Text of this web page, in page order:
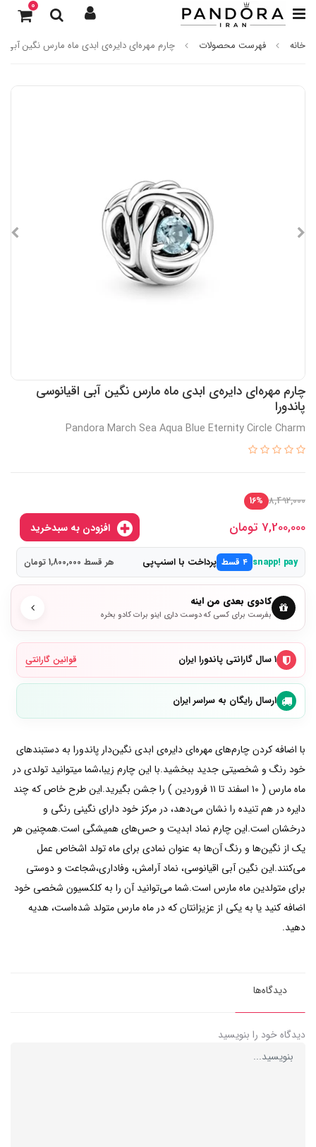
0
خانه فهرست محصولات چارم مهره‌ای دایره‌ی ابدی ماه مارس نگین آبی
چارم مهره‌ای دایره‌ی ابدی ماه مارس نگین آبی اقیانوسی
پاندورا
Pandora March Sea Aqua Blue Eternity Circle Charm
8,492,000
16%
7,200,000 تومان
snapp! pay ۴ قسط پرداخت با اسنپ‌پی هر قسط 1,800,000 تومان
کادوی بعدی من اینه
بفرست برای کسی که دوست داری اینو برات کادو بخره
۱ سال گارانتی پاندورا ایران قوانین گارانتی
ارسال رایگان به سراسر ایران
با اضافه کردن چارم‌های مهره‌ای دایره‌ی ابدی نگین‌دار پاندورا به دستبند‌های
خود رنگ و شخصیتی جدید ببخشید.با این چارم زیبا،شما میتوانید تولدی در
ماه مارس ( ۱۰ اسفند تا ۱۱ فروردین ) را جشن بگیرید.این طرح خاص که چند
دایره در هم تنیده را نشان می‌دهد، در مرکز خود دارای نگینی رنگی و
درخشان است.این چارم نماد ابدیت و حس‌های همیشگی است.همچنین هر
یک از نگین‌ها و رنگ آن‌ها به عنوان نمادی برای ماه تولد اشخاص عمل
می‌کنند.این نگین آبی اقیانوسی، نماد آرامش، وفاداری،شجاعت و دوستی
برای متولدین ماه مارس است.شما می‌توانید آن را به کلکسیون شخصی خود
اضافه کنید یا به یکی از عزیزانتان که در ماه مارس متولد شده‌است، هدیه
دهید.
دیدگاه‌ها
دیدگاه خود را بنویسید